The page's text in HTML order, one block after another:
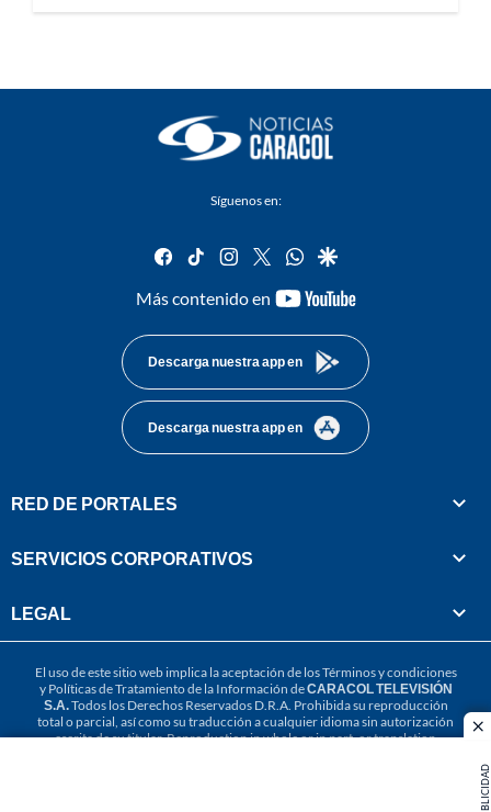
PUBLICIDAD
Síguenos en:
facebook
tiktok instagram
twitterwhatsapp
google
Más contenido en
youtube-
Descarga nuestra app en
Descarga nuestra app en
RED DE PORTALES
SERVICIOS CORPORATIVOS
LEGAL
El uso de este sitio web implica la aceptación de losTérminos y condiciones
y Políticas de Tratamiento de la Información deCARACOL TELEVISIÓN
S.A.Todos los Derechos Reservados D.R.A. Prohibida su reproducción
total o parcial, así como su traducción a cualquier idioma sin autorización
escrita de su titular. Reproduction in whole or in part, or translation